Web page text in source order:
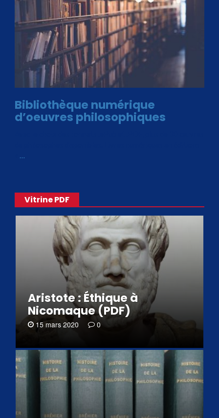
Bibliothèque numérique
d’oeuvres philosophiques
…
Vitrine PDF
Aristote : Éthique à
Nicomaque (PDF)
15 mars 2020 0